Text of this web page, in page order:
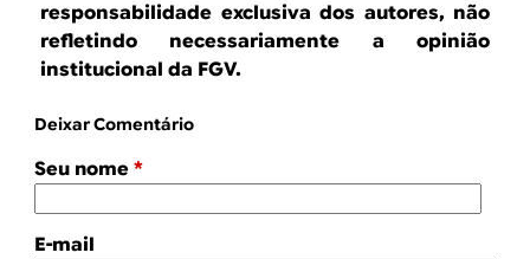
responsabilidade exclusiva dos autores, não
refletindo necessariamente a opinião
institucional da FGV.
Deixar Comentário
Seu nome *
E-mail